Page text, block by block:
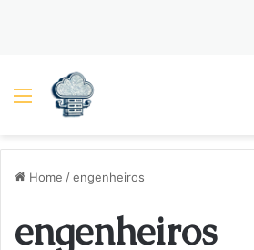
Menu
Home /engenheiros
engenheiros